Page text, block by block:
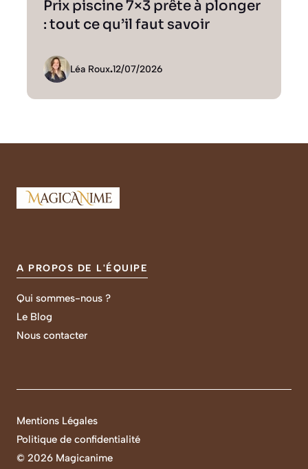
Prix piscine 7×3 prête à plonger
: tout ce qu’il faut savoir
Léa Roux.12/07/2026
A PROPOS DE L'ÉQUIPE
Qui sommes-nous ?
Le Blog
Nous contacter
© 2026 Magicanime
Mentions Légales
Politique de confidentialité